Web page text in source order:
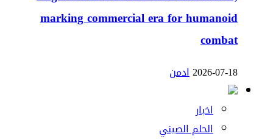
marking commercial era for humanoid
combat
2026-07-18ادمن
اخبار
الحلم الصيني